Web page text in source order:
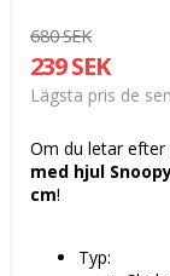
680 SEK
239 SEK
Lägsta pris de
Om du letar
med hjul
cm!
Typ: